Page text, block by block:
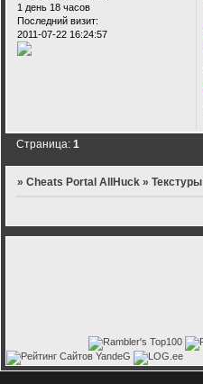
1 день 18 часов
Последний визит:
2011-07-22 16:24:57
Страница:1
»Cheats Portal AllHuck »Текстуры